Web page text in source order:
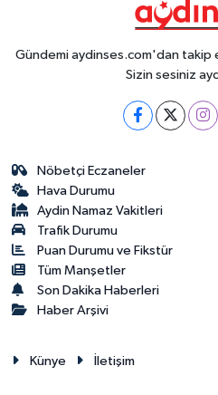
Gündemi aydinses.com'dan takip
Sizin sesiniz
Nöbetçi Eczaneler
Hava Durumu
Aydin Namaz Vakitleri
Trafik Durumu
Puan Durumu ve Fikstür
Tüm Manşetler
Son Dakika Haberleri
Haber Arşivi
Künye İletişim